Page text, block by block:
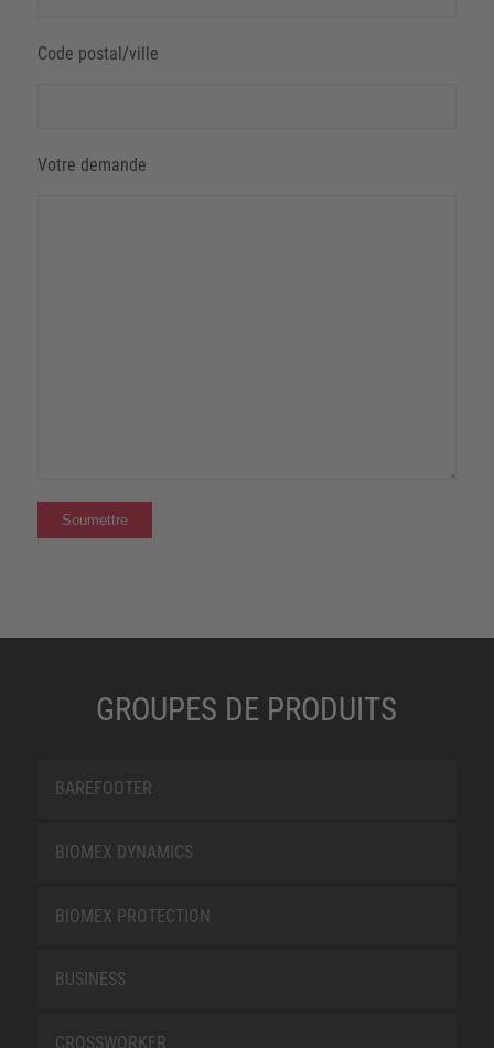
Code postal/ville
Votre demande
GROUPES DE PRODUITS
BAREFOOTER
BIOMEX DYNAMICS
BIOMEX PROTECTION
BUSINESS
CROSSWORKER